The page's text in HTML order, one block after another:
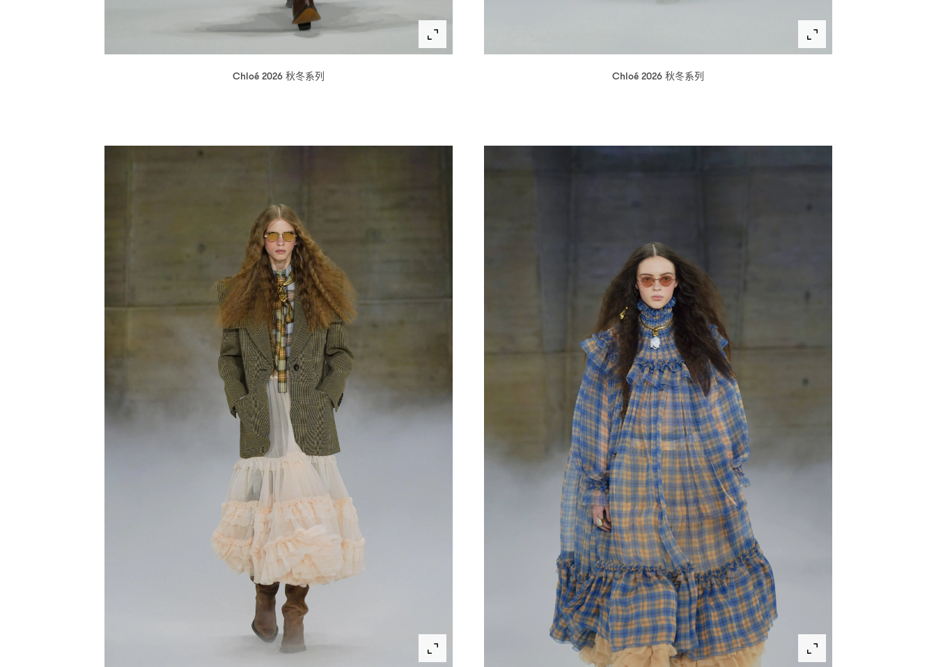
Chloé 2026 秋冬系列 Chloé 2026 秋冬系列